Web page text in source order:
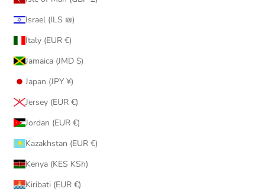
Israel (ILS ₪)
Italy (EUR €)
Jamaica (JMD $)
Japan (JPY ¥)
Jersey (EUR €)
Jordan (EUR €)
Kazakhstan (EUR €)
Kenya (KES KSh)
Kiribati (EUR €)